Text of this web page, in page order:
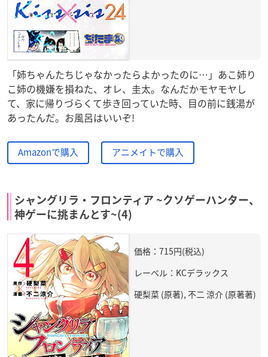
「姉ちゃんたちじゃなかったらよかったのに…」あこ姉り
こ姉の機嫌を損ねた、オレ、圭太。なんだかモヤモヤし
て、家に帰りづらくて歩き回っていた時、目の前に銭湯が
あったんだ。お風呂はいいぞ!
Amazonで購入 アニメイトで購入
シャングリラ・フロンティア ~クソゲーハンター、
神ゲーに挑まんとす~(4)
価格：715円(税込)
レーベル：KCデラックス
硬梨菜 (原著), 不二 涼介 (原著著)